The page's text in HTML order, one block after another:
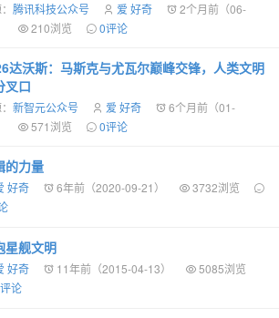
腾讯科技公众号 爱 好奇
2个月前（06-
210浏览 0评论
达沃斯：马斯克与尤瓦尔巅峰交锋，人类文明
叉口
新智元公众号 爱 好奇
6个月前（01-
571浏览 0评论
的力量
好奇 6年前（2020-09-21）
3732浏览
星舰文明
好奇 11年前（2015-04-13）
5085浏览
论